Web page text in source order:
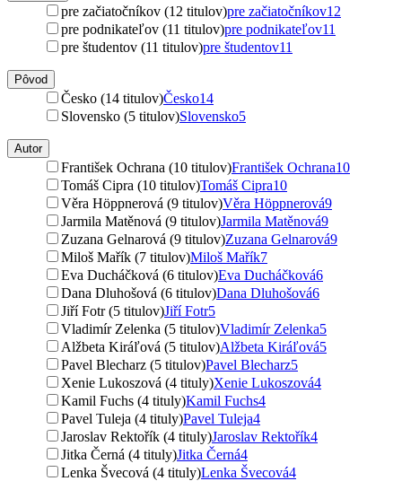
pre začiatočníkov (12 titulov)pre začiatočníkov12
pre podnikateľov (11 titulov)pre podnikateľov11
pre študentov (11 titulov)pre študentov11
Pôvod
Česko (14 titulov)Česko14
Slovensko (5 titulov)Slovensko5
Autor
František Ochrana (10 titulov)František Ochrana10
Tomáš Cipra (10 titulov)Tomáš Cipra10
Věra Höppnerová (9 titulov)Věra Höppnerová9
Jarmila Matěnová (9 titulov)Jarmila Matěnová9
Zuzana Gelnarová (9 titulov)Zuzana Gelnarová9
Miloš Mařík (7 titulov)Miloš Mařík7
Eva Ducháčková (6 titulov)Eva Ducháčková6
Dana Dluhošová (6 titulov)Dana Dluhošová6
Jiří Fotr (5 titulov)Jiří Fotr5
Vladimír Zelenka (5 titulov)Vladimír Zelenka5
Alžbeta Kiráľová (5 titulov)Alžbeta Kiráľová5
Pavel Blecharz (5 titulov)Pavel Blecharz5
Xenie Lukoszová (4 tituly)Xenie Lukoszová4
Kamil Fuchs (4 tituly)Kamil Fuchs4
Pavel Tuleja (4 tituly)Pavel Tuleja4
Jaroslav Rektořík (4 tituly)Jaroslav Rektořík4
Jitka Černá (4 tituly)Jitka Černá4
Lenka Švecová (4 tituly)Lenka Švecová4